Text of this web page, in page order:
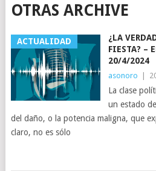
OTRAS ARCHIVE
ACTUALIDAD
¿LA
FIESTA? –
20/4/2024
asonoro |
La clase
un estado
del daño, o la potencia maligna, que
claro, no es sólo